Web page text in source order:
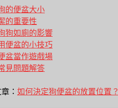
的便盆大小
的重要性
狗如廁的影響
便盆的小技巧
盆當作遊戲場
見問題解答
： 如何決定狗便盆的放置位置？